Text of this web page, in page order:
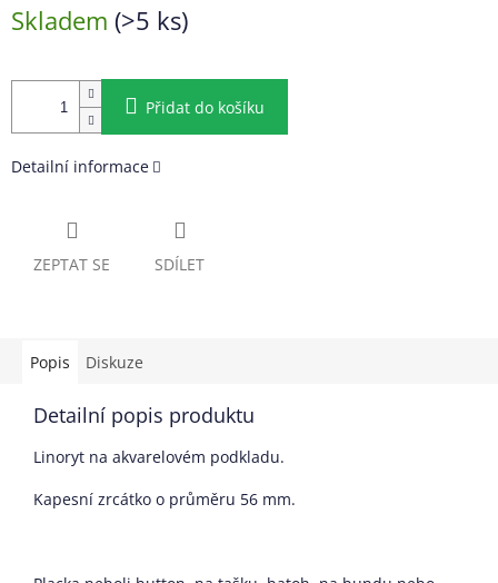
cena:
Skladem (>5 ks)
Přidat do košíku
Detailní informace
ZEPTAT SE SDÍLET
Popis Diskuze
Detailní popis produktu
Linoryt na akvarelovém podkladu.
Kapesní zrcátko o průměru 56 mm.